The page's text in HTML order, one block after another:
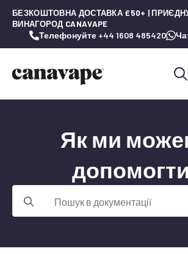
БЕЗКОШТОВНА ДОСТАВКА £50+ |
ВИНАГОРОД CANAVAPE
Телефонуйте +44 1608 485420
Як ми